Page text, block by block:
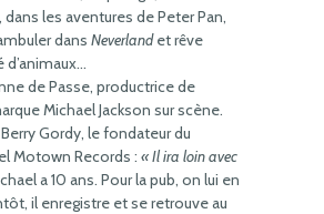
les aventures de Peter Pan,
dans Neverlandet rêve
d’animaux…
de Passe, productrice de
Michael Jackson sur scène.
Gordy, le fondateur du
Motown Records : « Il ira loin avec
a 10 ans. Pour la pub, on lui en
il enregistre et se retrouve au